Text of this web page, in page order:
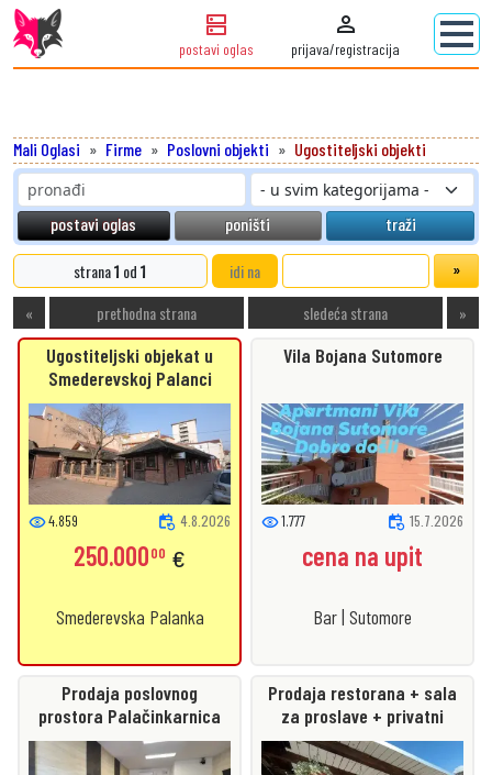
dns
postavi oglas
person
prijava/registracija
Mali Oglasi Firme Poslovni objekti Ugostiteljski objekti
traži
poništi
postavi oglas
strana1 od1
idi na
«
prethodna strana sledeća strana »
Ugostiteljski objekat u
Smederevskoj Palanci
visibility4.859 event_repeat 4.8.2026
250.00000 €
Smederevska Palanka
Vila Bojana Sutomore
visibility1.777 event_repeat 15.7.2026
cena na upit
Bar | Sutomore
Prodaja poslovnog
prostora Palačinkarnica
Bueno
Prodaja restorana + sala
za proslave + privatni
parking